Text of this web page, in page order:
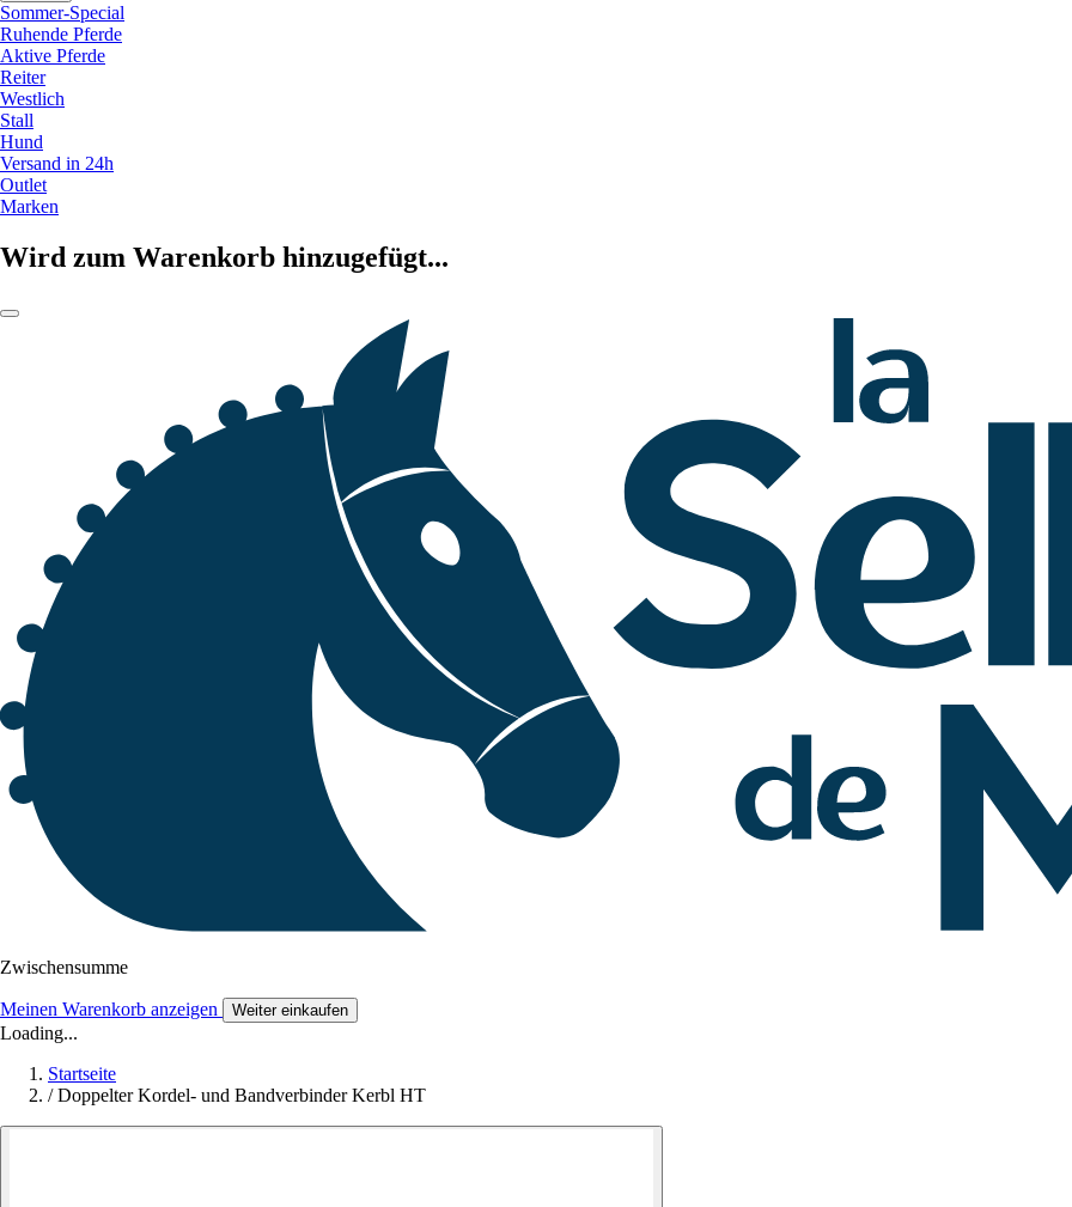
Sommer-Special
Ruhende Pferde
Aktive Pferde
Reiter
Westlich
Stall
Hund
Versand in 24h
Outlet
Marken
Wird zum Warenkorb hinzugefügt...
Zwischensumme
Meinen Warenkorb anzeigen Weiter einkaufen
Loading...
Startseite
/ Doppelter Kordel- und Bandverbinder Kerbl HT